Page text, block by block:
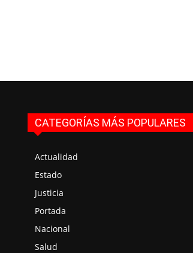
CATEGORÍAS MÁS POPULARES
Actualidad
Estado
Justicia
Portada
Nacional
Salud